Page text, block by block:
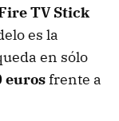
TV Stick
es la
en sólo
eurosfrente a